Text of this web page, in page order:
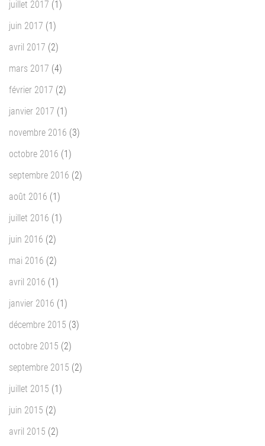
juillet 2017 (1)
juin 2017 (1)
avril 2017 (2)
mars 2017 (4)
février 2017 (2)
janvier 2017 (1)
novembre 2016 (3)
octobre 2016 (1)
septembre 2016 (2)
août 2016 (1)
juillet 2016 (1)
juin 2016 (2)
mai 2016 (2)
avril 2016 (1)
janvier 2016 (1)
décembre 2015 (3)
octobre 2015 (2)
septembre 2015 (2)
juillet 2015 (1)
juin 2015 (2)
avril 2015 (2)